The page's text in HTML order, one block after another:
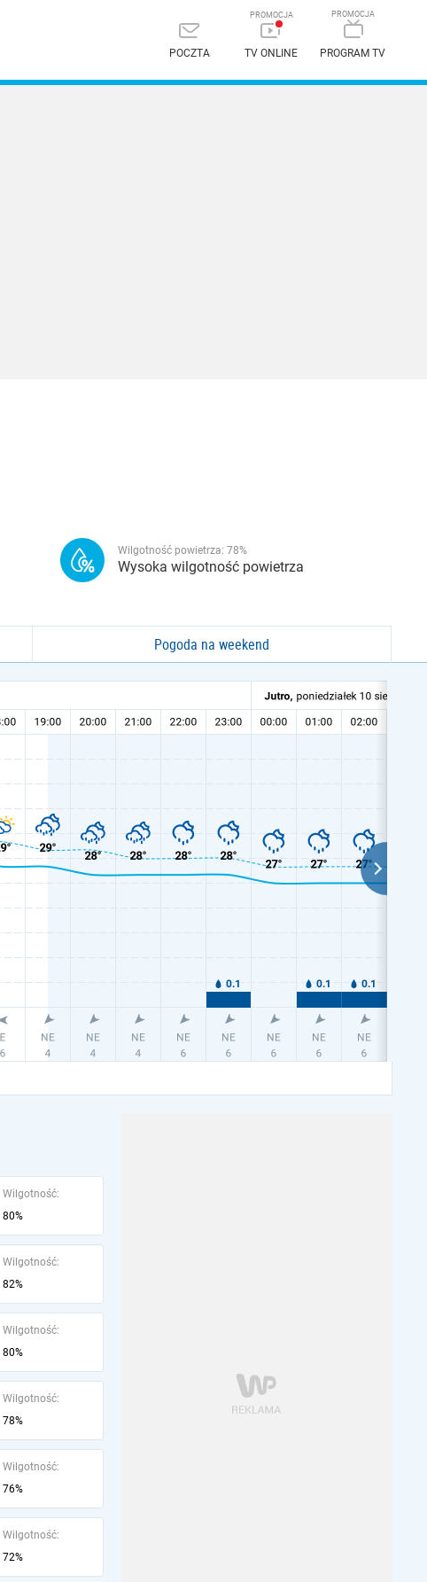
POCZTA TV ONLINE PROGRAM TV
Wilgotność powietrza: 78%
Wysoka wilgotność powietrza
Pogoda na weekend
Wilgotność:
80%
Wilgotność:
82%
Wilgotność:
80%
Wilgotność:
78%
Wilgotność:
76%
Wilgotność:
72%